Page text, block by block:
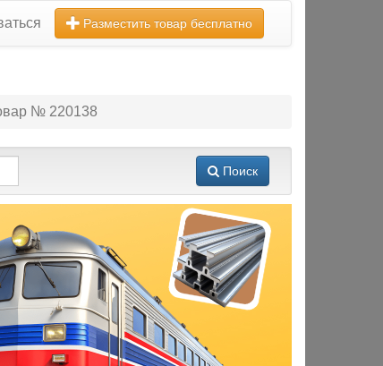
Разместить товар бесплатно
№ 220138
Поиск